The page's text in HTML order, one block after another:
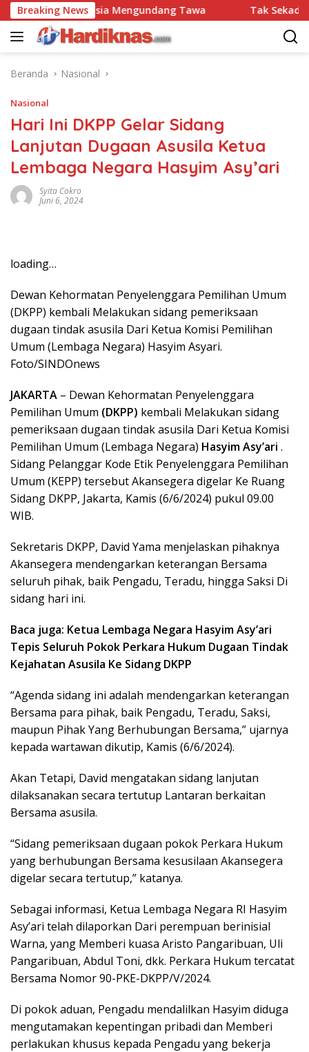
Langsung
ke
konten
Breaking News
Malaysia Mengundang Tawa Tak Sekadar
Beranda Nasional
Nasional
Hari Ini DKPP Gelar Sidang
Lanjutan Dugaan Asusila Ketua
Lembaga Negara Hasyim Asy’ari
Syita Cokro
Juni 6, 2024
loading…
Dewan Kehormatan Penyelenggara Pemilihan Umum
(DKPP) kembali Melakukan sidang pemeriksaan
dugaan tindak asusila Dari Ketua Komisi Pemilihan
Umum (Lembaga Negara) Hasyim Asyari.
Foto/SINDOnews
JAKARTA – Dewan Kehormatan Penyelenggara
Pemilihan Umum (DKPP) kembali Melakukan sidang
pemeriksaan dugaan tindak asusila Dari Ketua Komisi
Pemilihan Umum (Lembaga Negara) Hasyim Asy’ari .
Sidang Pelanggar Kode Etik Penyelenggara Pemilihan
Umum (KEPP) tersebut Akansegera digelar Ke Ruang
Sidang DKPP, Jakarta, Kamis (6/6/2024) pukul 09.00
WIB.
Sekretaris DKPP, David Yama menjelaskan pihaknya
Akansegera mendengarkan keterangan Bersama
seluruh pihak, baik Pengadu, Teradu, hingga Saksi Di
sidang hari ini.
Baca juga: Ketua Lembaga Negara Hasyim Asy’ari
Tepis Seluruh Pokok Perkara Hukum Dugaan Tindak
Kejahatan Asusila Ke Sidang DKPP
“Agenda sidang ini adalah mendengarkan keterangan
Bersama para pihak, baik Pengadu, Teradu, Saksi,
maupun Pihak Yang Berhubungan Bersama,” ujarnya
kepada wartawan dikutip, Kamis (6/6/2024).
Akan Tetapi, David mengatakan sidang lanjutan
dilaksanakan secara tertutup Lantaran berkaitan
Bersama asusila.
“Sidang pemeriksaan dugaan pokok Perkara Hukum
yang berhubungan Bersama kesusilaan Akansegera
digelar secara tertutup,” katanya.
Sebagai informasi, Ketua Lembaga Negara RI Hasyim
Asy’ari telah dilaporkan Dari perempuan berinisial
Warna, yang Memberi kuasa Aristo Pangaribuan, Uli
Pangaribuan, Abdul Toni, dkk. Perkara Hukum tercatat
Bersama Nomor 90-PKE-DKPP/V/2024.
Di pokok aduan, Pengadu mendalilkan Hasyim diduga
mengutamakan kepentingan pribadi dan Memberi
perlakukan khusus kepada Pengadu yang bekerja